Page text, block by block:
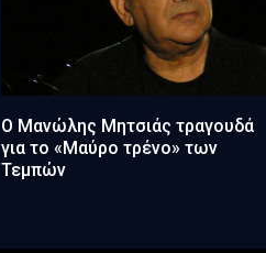
Ο Μανώλης Μητσιάς τραγουδά
για το «Μαύρο τρένο» των
Τεμπών